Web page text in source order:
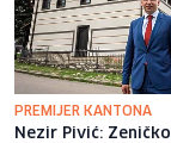
PREMIJER KANTONA
Nezir Pivić: